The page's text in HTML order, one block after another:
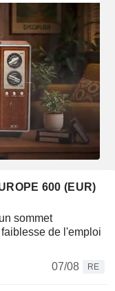
600 (EUR)
sommet
de l'emploi
07/08
RE